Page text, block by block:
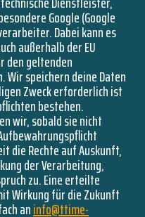
Google (Google
Dabei kann es
außerhalb der EU
den geltenden
Wir speichern deine Daten
Zweck erforderlich ist
bestehen.
wir, sobald sie nicht
die Rechte auf Auskunft,
der Verarbeitung,
zu. Eine erteilte
Wirkung für die Zukunft
aninfo@ttime-